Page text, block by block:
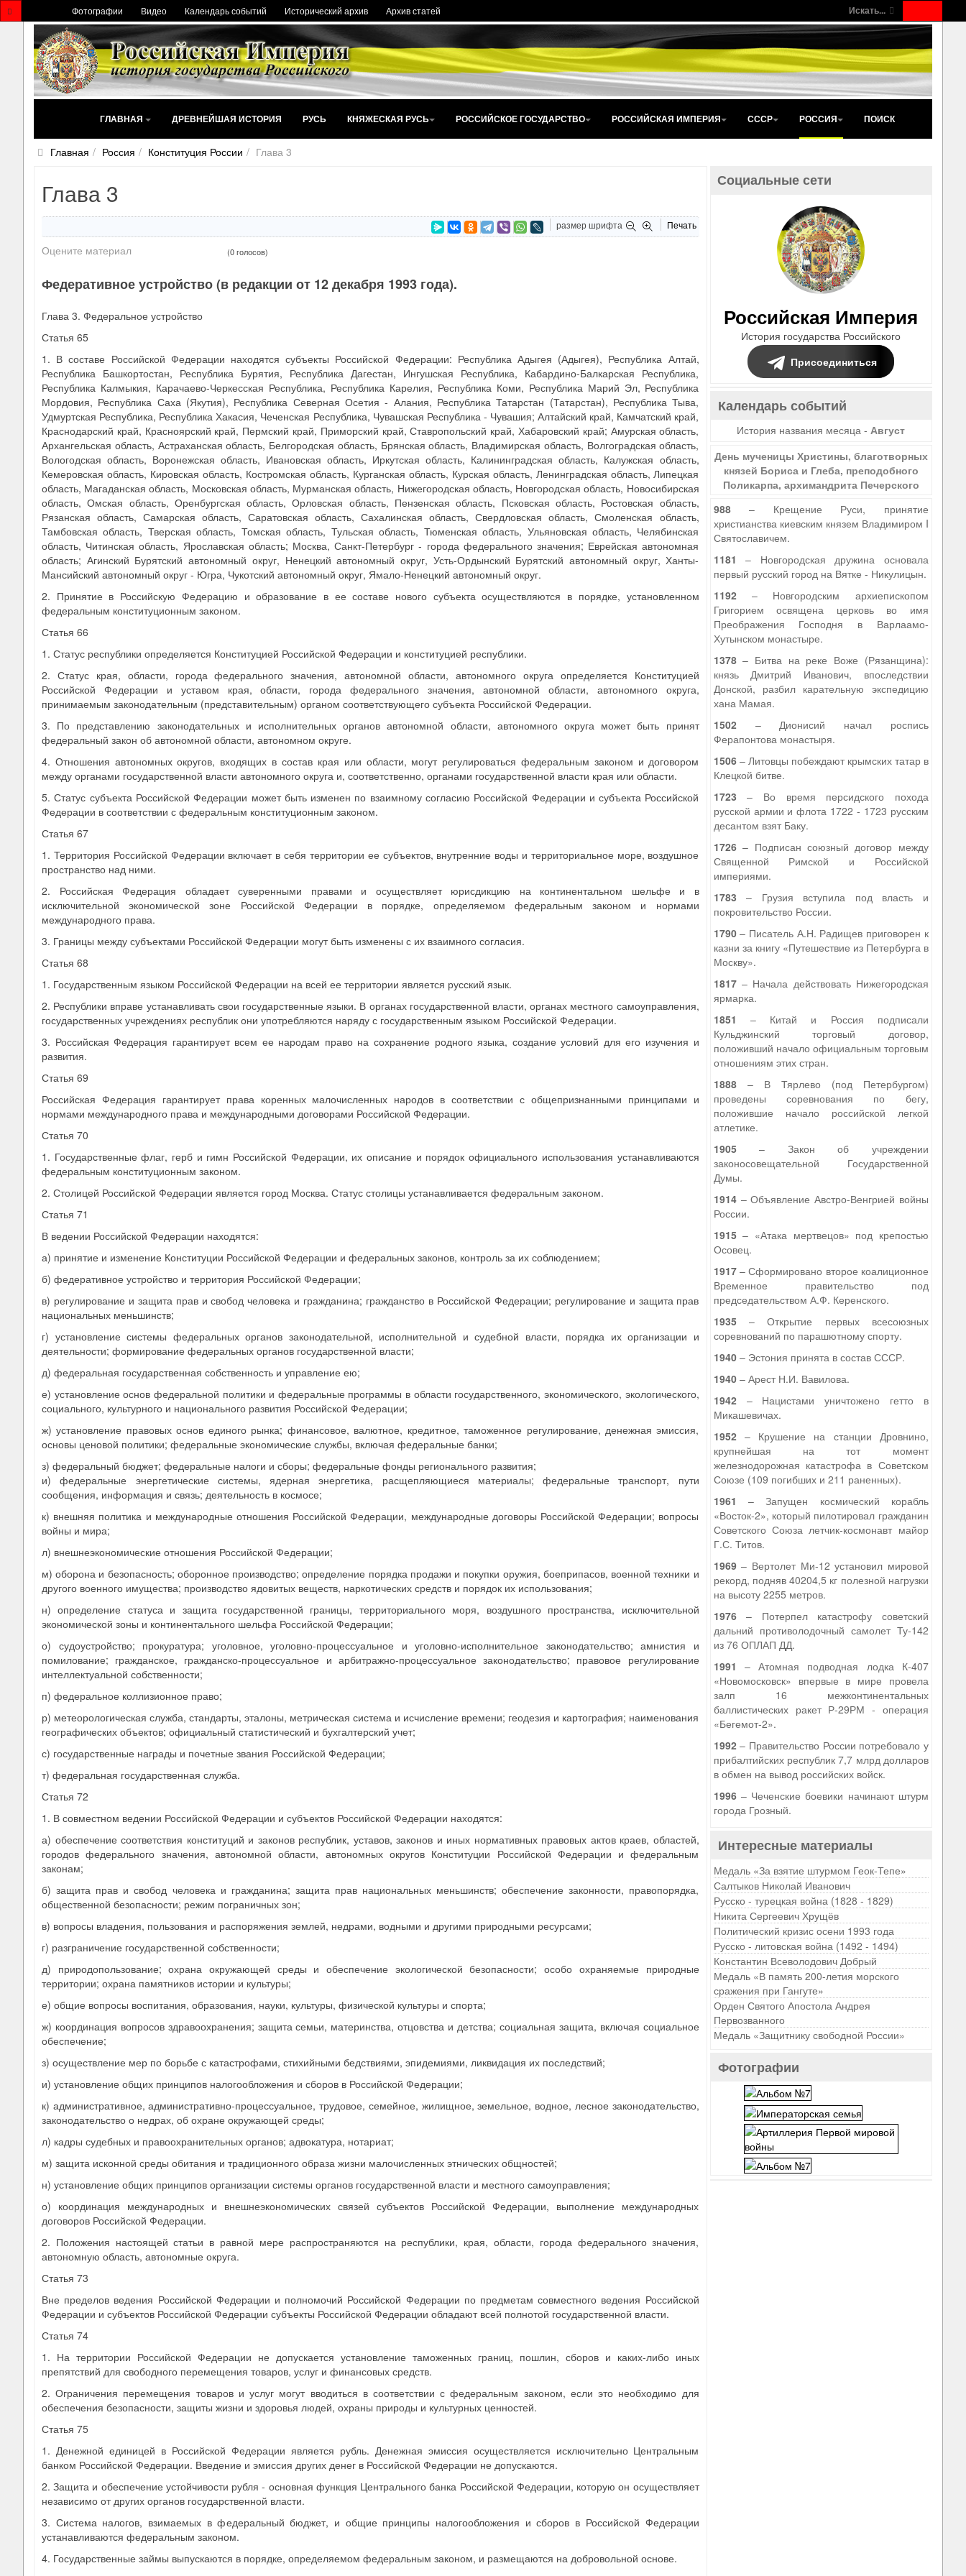
Искать...
Фотографии Видео Календарь событий Исторический архив Архив статей
ГЛАВНАЯ ДРЕВНЕЙШАЯ ИСТОРИЯ РУСЬ КНЯЖЕСКАЯ РУСЬ РОССИЙСКОЕ ГОСУДАРСТВО РОССИЙСКАЯ ИМПЕРИЯ СССР РОССИЯ ПОИСК
Главная Россия Конституция России Глава 3
Глава 3
размер шрифта Печать
Оцените материал (0 голосов)
Федеративное устройство (в редакции от 12 декабря 1993 года).
Глава 3. Федеральное устройство
Статья 65
1. В составе Российской Федерации находятся субъекты Российской Федерации: Республика Адыгея (Адыгея), Республика Алтай,
Республика Башкортостан, Республика Бурятия, Республика Дагестан, Ингушская Республика, Кабардино-Балкарская Республика,
Республика Калмыкия, Карачаево-Черкесская Республика, Республика Карелия, Республика Коми, Республика Марий Эл, Республика
Мордовия, Республика Саха (Якутия), Республика Северная Осетия - Алания, Республика Татарстан (Татарстан), Республика Тыва,
Удмуртская Республика, Республика Хакасия, Чеченская Республика, Чувашская Республика - Чувашия; Алтайский край, Камчатский край,
Краснодарский край, Красноярский край, Пермский край, Приморский край, Ставропольский край, Хабаровский край; Амурская область,
Архангельская область, Астраханская область, Белгородская область, Брянская область, Владимирская область, Волгоградская область,
Вологодская область, Воронежская область, Ивановская область, Иркутская область, Калининградская область, Калужская область,
Кемеровская область, Кировская область, Костромская область, Курганская область, Курская область, Ленинградская область, Липецкая
область, Магаданская область, Московская область, Мурманская область, Нижегородская область, Новгородская область, Новосибирская
область, Омская область, Оренбургская область, Орловская область, Пензенская область, Псковская область, Ростовская область,
Рязанская область, Самарская область, Саратовская область, Сахалинская область, Свердловская область, Смоленская область,
Тамбовская область, Тверская область, Томская область, Тульская область, Тюменская область, Ульяновская область, Челябинская
область, Читинская область, Ярославская область; Москва, Санкт-Петербург - города федерального значения; Еврейская автономная
область; Агинский Бурятский автономный округ, Ненецкий автономный округ, Усть-Ордынский Бурятский автономный округ, Ханты-
Мансийский автономный округ - Югра, Чукотский автономный округ, Ямало-Ненецкий автономный округ.
2. Принятие в Российскую Федерацию и образование в ее составе нового субъекта осуществляются в порядке, установленном
федеральным конституционным законом.
Статья 66
1. Статус республики определяется Конституцией Российской Федерации и конституцией республики.
2. Статус края, области, города федерального значения, автономной области, автономного округа определяется Конституцией
Российской Федерации и уставом края, области, города федерального значения, автономной области, автономного округа,
принимаемым законодательным (представительным) органом соответствующего субъекта Российской Федерации.
3. По представлению законодательных и исполнительных органов автономной области, автономного округа может быть принят
федеральный закон об автономной области, автономном округе.
4. Отношения автономных округов, входящих в состав края или области, могут регулироваться федеральным законом и договором
между органами государственной власти автономного округа и, соответственно, органами государственной власти края или области.
5. Статус субъекта Российской Федерации может быть изменен по взаимному согласию Российской Федерации и субъекта Российской
Федерации в соответствии с федеральным конституционным законом.
Статья 67
1. Территория Российской Федерации включает в себя территории ее субъектов, внутренние воды и территориальное море, воздушное
пространство над ними.
2. Российская Федерация обладает суверенными правами и осуществляет юрисдикцию на континентальном шельфе и в
исключительной экономической зоне Российской Федерации в порядке, определяемом федеральным законом и нормами
международного права.
3. Границы между субъектами Российской Федерации могут быть изменены с их взаимного согласия.
Статья 68
1. Государственным языком Российской Федерации на всей ее территории является русский язык.
2. Республики вправе устанавливать свои государственные языки. В органах государственной власти, органах местного самоуправления,
государственных учреждениях республик они употребляются наряду с государственным языком Российской Федерации.
3. Российская Федерация гарантирует всем ее народам право на сохранение родного языка, создание условий для его изучения и
развития.
Статья 69
Российская Федерация гарантирует права коренных малочисленных народов в соответствии с общепризнанными принципами и
нормами международного права и международными договорами Российской Федерации.
Статья 70
1. Государственные флаг, герб и гимн Российской Федерации, их описание и порядок официального использования устанавливаются
федеральным конституционным законом.
2. Столицей Российской Федерации является город Москва. Статус столицы устанавливается федеральным законом.
Статья 71
В ведении Российской Федерации находятся:
а) принятие и изменение Конституции Российской Федерации и федеральных законов, контроль за их соблюдением;
б) федеративное устройство и территория Российской Федерации;
в) регулирование и защита прав и свобод человека и гражданина; гражданство в Российской Федерации; регулирование и защита прав
национальных меньшинств;
г) установление системы федеральных органов законодательной, исполнительной и судебной власти, порядка их организации и
деятельности; формирование федеральных органов государственной власти;
д) федеральная государственная собственность и управление ею;
е) установление основ федеральной политики и федеральные программы в области государственного, экономического, экологического,
социального, культурного и национального развития Российской Федерации;
ж) установление правовых основ единого рынка; финансовое, валютное, кредитное, таможенное регулирование, денежная эмиссия,
основы ценовой политики; федеральные экономические службы, включая федеральные банки;
з) федеральный бюджет; федеральные налоги и сборы; федеральные фонды регионального развития;
и) федеральные энергетические системы, ядерная энергетика, расщепляющиеся материалы; федеральные транспорт, пути
сообщения, информация и связь; деятельность в космосе;
к) внешняя политика и международные отношения Российской Федерации, международные договоры Российской Федерации; вопросы
войны и мира;
л) внешнеэкономические отношения Российской Федерации;
м) оборона и безопасность; оборонное производство; определение порядка продажи и покупки оружия, боеприпасов, военной техники и
другого военного имущества; производство ядовитых веществ, наркотических средств и порядок их использования;
н) определение статуса и защита государственной границы, территориального моря, воздушного пространства, исключительной
экономической зоны и континентального шельфа Российской Федерации;
о) судоустройство; прокуратура; уголовное, уголовно-процессуальное и уголовно-исполнительное законодательство; амнистия и
помилование; гражданское, гражданско-процессуальное и арбитражно-процессуальное законодательство; правовое регулирование
интеллектуальной собственности;
п) федеральное коллизионное право;
р) метеорологическая служба, стандарты, эталоны, метрическая система и исчисление времени; геодезия и картография; наименования
географических объектов; официальный статистический и бухгалтерский учет;
с) государственные награды и почетные звания Российской Федерации;
т) федеральная государственная служба.
Статья 72
1. В совместном ведении Российской Федерации и субъектов Российской Федерации находятся:
а) обеспечение соответствия конституций и законов республик, уставов, законов и иных нормативных правовых актов краев, областей,
городов федерального значения, автономной области, автономных округов Конституции Российской Федерации и федеральным
законам;
б) защита прав и свобод человека и гражданина; защита прав национальных меньшинств; обеспечение законности, правопорядка,
общественной безопасности; режим пограничных зон;
в) вопросы владения, пользования и распоряжения землей, недрами, водными и другими природными ресурсами;
г) разграничение государственной собственности;
д) природопользование; охрана окружающей среды и обеспечение экологической безопасности; особо охраняемые природные
территории; охрана памятников истории и культуры;
е) общие вопросы воспитания, образования, науки, культуры, физической культуры и спорта;
ж) координация вопросов здравоохранения; защита семьи, материнства, отцовства и детства; социальная защита, включая социальное
обеспечение;
з) осуществление мер по борьбе с катастрофами, стихийными бедствиями, эпидемиями, ликвидация их последствий;
и) установление общих принципов налогообложения и сборов в Российской Федерации;
к) административное, административно-процессуальное, трудовое, семейное, жилищное, земельное, водное, лесное законодательство,
законодательство о недрах, об охране окружающей среды;
л) кадры судебных и правоохранительных органов; адвокатура, нотариат;
м) защита исконной среды обитания и традиционного образа жизни малочисленных этнических общностей;
н) установление общих принципов организации системы органов государственной власти и местного самоуправления;
о) координация международных и внешнеэкономических связей субъектов Российской Федерации, выполнение международных
договоров Российской Федерации.
2. Положения настоящей статьи в равной мере распространяются на республики, края, области, города федерального значения,
автономную область, автономные округа.
Статья 73
Вне пределов ведения Российской Федерации и полномочий Российской Федерации по предметам совместного ведения Российской
Федерации и субъектов Российской Федерации субъекты Российской Федерации обладают всей полнотой государственной власти.
Статья 74
1. На территории Российской Федерации не допускается установление таможенных границ, пошлин, сборов и каких-либо иных
препятствий для свободного перемещения товаров, услуг и финансовых средств.
2. Ограничения перемещения товаров и услуг могут вводиться в соответствии с федеральным законом, если это необходимо для
обеспечения безопасности, защиты жизни и здоровья людей, охраны природы и культурных ценностей.
Статья 75
1. Денежной единицей в Российской Федерации является рубль. Денежная эмиссия осуществляется исключительно Центральным
банком Российской Федерации. Введение и эмиссия других денег в Российской Федерации не допускаются.
2. Защита и обеспечение устойчивости рубля - основная функция Центрального банка Российской Федерации, которую он осуществляет
независимо от других органов государственной власти.
3. Система налогов, взимаемых в федеральный бюджет, и общие принципы налогообложения и сборов в Российской Федерации
устанавливаются федеральным законом.
4. Государственные займы выпускаются в порядке, определяемом федеральным законом, и размещаются на добровольной основе.
Социальные сети
Российская Империя
История государства Российского
Присоединиться
Календарь событий
История названия месяца -Август
День мученицы Христины, благотворных
князей Бориса и Глеба, преподобного
Поликарпа, архимандрита Печерского
988– Крещение Руси, принятие
христианства киевским князем Владимиром I
Святославичем.
1181 – Новгородская дружина основала
первый русский город на Вятке - Никулицын.
1192– Новгородским архиепископом
Григорием освящена церковь во имя
Преображения Господня в Варлаамо-
Хутынском монастыре.
1378– Битва на реке Воже (Рязанщина):
князь Дмитрий Иванович, впоследствии
Донской, разбил карательную экспедицию
хана Мамая.
1502– Дионисий начал роспись
Ферапонтова монастыря.
1506– Литовцы побеждают крымских татар в
Клецкой битве.
1723 – Во время персидского похода
русской армии и флота 1722 - 1723 русским
десантом взят Баку.
1726– Подписан союзный договор между
Священной Римской и Российской
империями.
1783 – Грузия вступила под власть и
покровительство России.
1790– Писатель А.Н. Радищев приговорен к
казни за книгу «Путешествие из Петербурга в
Москву».
1817– Начала действовать Нижегородская
ярмарка.
1851 – Китай и Россия подписали
Кульджинский торговый договор,
положивший начало официальным торговым
отношениям этих стран.
1888– В Тярлево (под Петербургом)
проведены соревнования по бегу,
положившие начало российской легкой
атлетике.
1905– Закон об учреждении
законосовещательной Государственной
Думы.
1914– Объявление Австро-Венгрией войны
России.
1915– «Атака мертвецов» под крепостью
Осовец.
1917– Сформировано второе коалиционное
Временное правительство под
председательством А.Ф. Керенского.
1935– Открытие первых всесоюзных
соревнований по парашютному спорту.
1940– Эстония принята в состав СССР.
1940– Арест Н.И. Вавилова.
1942– Нацистами уничтожено гетто в
Микашевичах.
1952– Крушение на станции Дровнино,
крупнейшая на тот момент
железнодорожная катастрофа в Советском
Союзе (109 погибших и 211 раненных).
1961 – Запущен космический корабль
«Восток-2», который пилотировал гражданин
Советского Союза летчик-космонавт майор
Г.С. Титов.
1969– Вертолет Ми-12 установил мировой
рекорд, подняв 40204,5 кг полезной нагрузки
на высоту 2255 метров.
1976– Потерпел катастрофу советский
дальний противолодочный самолет Ту-142
из 76 ОПЛАП ДД.
1991 – Атомная подводная лодка К-407
«Новомосковск» впервые в мире провела
залп 16 межконтинентальных
баллистических ракет Р-29РМ - операция
«Бегемот-2».
1992– Правительство России потребовало у
прибалтийских республик 7,7 млрд долларов
в обмен на вывод российских войск.
1996– Чеченские боевики начинают штурм
города Грозный.
Интересные материалы
Медаль «За взятие штурмом Геок-Тепе»
Салтыков Николай Иванович
Русско - турецкая война (1828 - 1829)
Никита Сергеевич Хрущёв
Политический кризис осени 1993 года
Русско - литовская война (1492 - 1494)
Константин Всеволодович Добрый
Медаль «В память 200-летия морского
сражения при Гангуте»
Орден Святого Апостола Андрея
Первозванного
Медаль «Защитнику свободной России»
Фотографии